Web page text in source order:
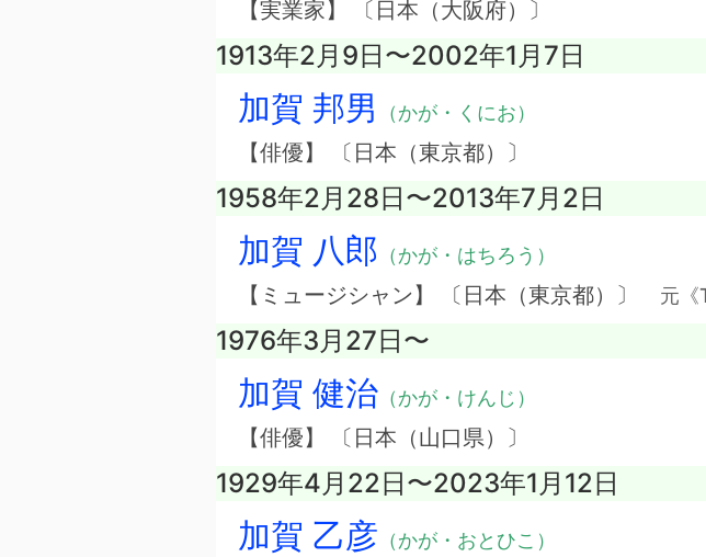
【実業家】 〔日本（大阪府）〕
1913年2月9日〜2002年1月7日
加賀 邦男 （かが・くにお）
【俳優】 〔日本（東京都）〕
1958年2月28日〜2013年7月2日
加賀 八郎 （かが・はちろう）
【ミュージシャン】 〔日本（東京都）〕 元《
1976年3月27日〜
加賀 健治 （かが・けんじ）
【俳優】 〔日本（山口県）〕
1929年4月22日〜2023年1月12日
加賀 乙彦 （かが・おとひこ）